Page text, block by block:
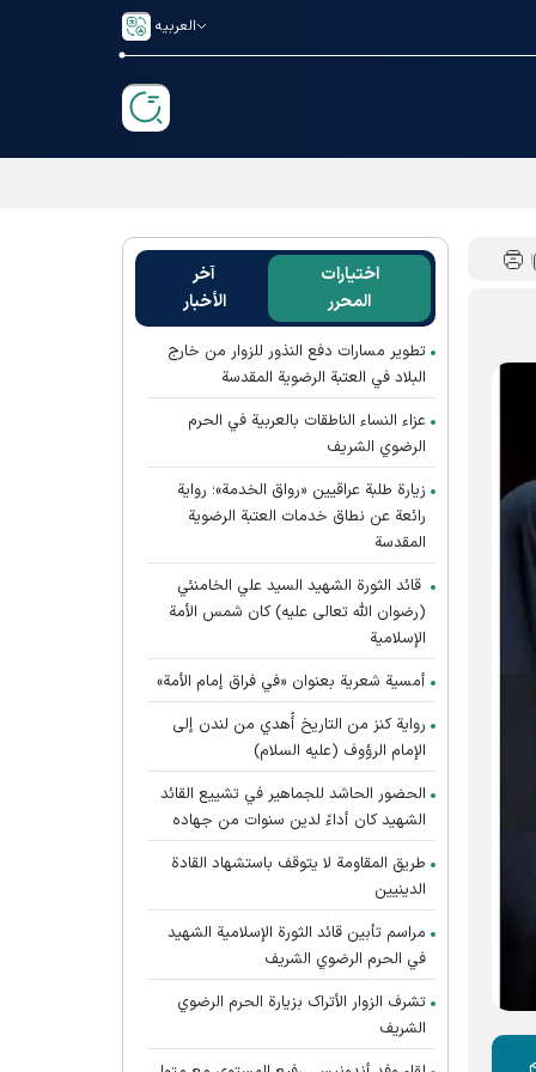
العربیه
اختيارات
المحرر
آخر
الأخبار
تطوير مسارات دفع النذور للزوار من خارج
البلاد في العتبة الرضوية المقدسة
عزاء النساء الناطقات بالعربية في الحرم
الرضوي الشريف
زيارة طلبة عراقيين «رواق الخدمة»؛ رواية
رائعة عن نطاق خدمات العتبة الرضوية
المقدسة
قائد الثورة الشهيد السيد علي الخامنئي
(رضوان الله تعالى عليه) كان شمس الأمة
الإسلامية
أمسية شعرية بعنوان «في فراق إمام الأمة»
رواية كنز من التاريخ أُهدي من لندن إلى
الإمام الرؤوف (عليه السلام)
الحضور الحاشد للجماهير في تشييع القائد
الشهيد كان أداءً لدين سنوات من جهاده
طريق المقاومة لا يتوقف باستشهاد القادة
الدينيين
مراسم تأبين قائد الثورة الإسلامية الشهید
في الحرم الرضوي الشریف
تشرف الزوار الأتراک بزیارة الحرم الرضوي
الشریف